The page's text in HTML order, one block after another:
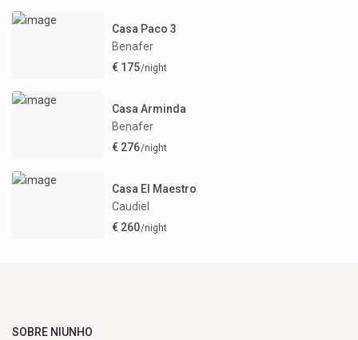
Casa Paco 3
Benafer
€ 175/night
Casa Arminda
Benafer
€ 276/night
Casa El Maestro
Caudiel
€ 260/night
SOBRE NIUNHO